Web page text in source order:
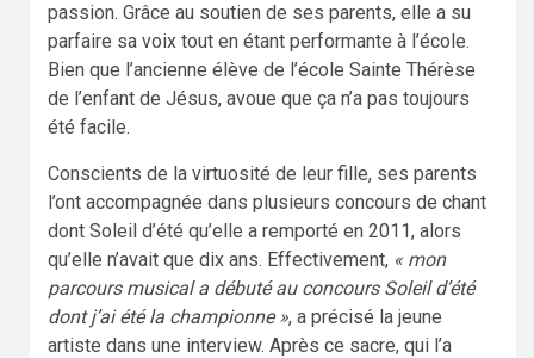
passion. Grâce au soutien de ses parents, elle a su
parfaire sa voix tout en étant performante à l’école.
Bien que l’ancienne élève de l’école Sainte Thérèse
de l’enfant de Jésus, avoue que ça n’a pas toujours
été facile.
Conscients de la virtuosité de leur fille, ses parents
l’ont accompagnée dans plusieurs concours de chant
dont Soleil d’été qu’elle a remporté en 2011, alors
qu’elle n’avait que dix ans. Effectivement, « mon
parcours musical a débuté au concours Soleil d’été
dont j’ai été la championne », a précisé la jeune
artiste dans une interview. Après ce sacre, qui l’a